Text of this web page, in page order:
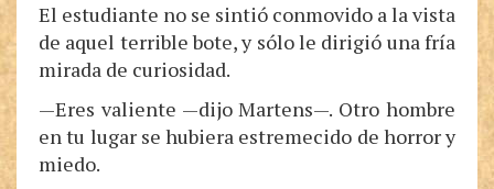
El estudiante no se sintió conmovido a la vista
de aquel terrible bote, y sólo le dirigió una fría
mirada de curiosidad.
—Eres valiente —dijo Martens—. Otro hombre
en tu lugar se hubiera estremecido de horror y
miedo.